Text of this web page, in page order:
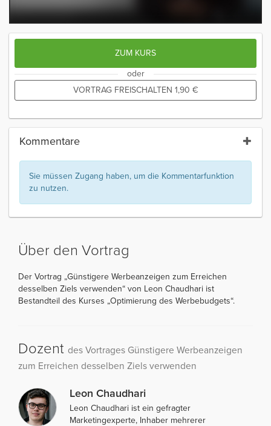
ZUM KURS
oder
VORTRAG FREISCHALTEN 1,90 €
Kommentare
Sie müssen Zugang haben, um die Kommentarfunktion
zu nutzen.
Über den Vortrag
Der Vortrag „Günstigere Werbeanzeigen zum Erreichen
desselben Ziels verwenden“ von Leon Chaudhari ist
Bestandteil des Kurses „Optimierung des Werbebudgets“.
Dozent des Vortrages Günstigere Werbeanzeigen
zum Erreichen desselben Ziels verwenden
Leon Chaudhari
Leon Chaudhari ist ein gefragter
Marketingexperte, Inhaber mehrerer